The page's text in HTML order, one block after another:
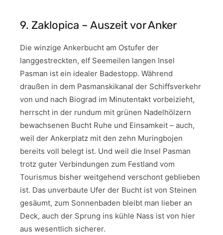
9. Zaklopica – Auszeit vor Anker
Die winzige Ankerbucht am Ostufer der
langgestreckten, elf Seemeilen langen Insel
Pasman ist ein idealer Badestopp. Während
draußen in dem Pasmanskikanal der Schiffsverkehr
von und nach Biograd im Minutentakt vorbeizieht,
herrscht in der rundum mit grünen Nadelhölzern
bewachsenen Bucht Ruhe und Einsamkeit – auch,
weil der Ankerplatz mit den zehn Muringbojen
bereits voll belegt ist. Und weil die Insel Pasman
trotz guter Verbindungen zum Festland vom
Tourismus bisher weitgehend verschont geblieben
ist. Das unverbaute Ufer der Bucht ist von Steinen
gesäumt, zum Sonnenbaden bleibt man lieber an
Deck, auch der Sprung ins kühle Nass ist von hier
aus wesentlich sicherer.